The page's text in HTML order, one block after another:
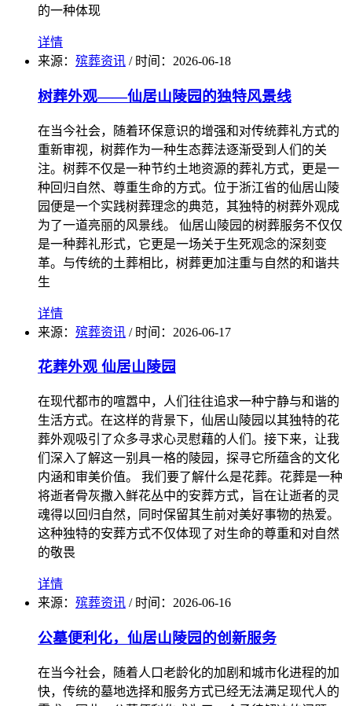
的一种体现
详情
来源： 殡葬资讯 / 时间： 2026-06-18
树葬外观——仙居山陵园的独特风景线
在当今社会，随着环保意识的增强和对传统葬礼方式的
重新审视，树葬作为一种生态葬法逐渐受到人们的关
注。树葬不仅是一种节约土地资源的葬礼方式，更是一
种回归自然、尊重生命的方式。位于浙江省的仙居山陵
园便是一个实践树葬理念的典范，其独特的树葬外观成
为了一道亮丽的风景线。 仙居山陵园的树葬服务不仅仅
是一种葬礼形式，它更是一场关于生死观念的深刻变
革。与传统的土葬相比，树葬更加注重与自然的和谐共
生
详情
来源： 殡葬资讯 / 时间： 2026-06-17
花葬外观 仙居山陵园
在现代都市的喧嚣中，人们往往追求一种宁静与和谐的
生活方式。在这样的背景下，仙居山陵园以其独特的花
葬外观吸引了众多寻求心灵慰藉的人们。接下来，让我
们深入了解这一别具一格的陵园，探寻它所蕴含的文化
内涵和审美价值。 我们要了解什么是花葬。花葬是一种
将逝者骨灰撒入鲜花丛中的安葬方式，旨在让逝者的灵
魂得以回归自然，同时保留其生前对美好事物的热爱。
这种独特的安葬方式不仅体现了对生命的尊重和对自然
的敬畏
详情
来源： 殡葬资讯 / 时间： 2026-06-16
公墓便利化，仙居山陵园的创新服务
在当今社会，随着人口老龄化的加剧和城市化进程的加
快，传统的墓地选择和服务方式已经无法满足现代人的